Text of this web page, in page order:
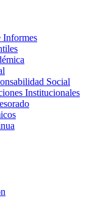
Informes
Social
Institucionales